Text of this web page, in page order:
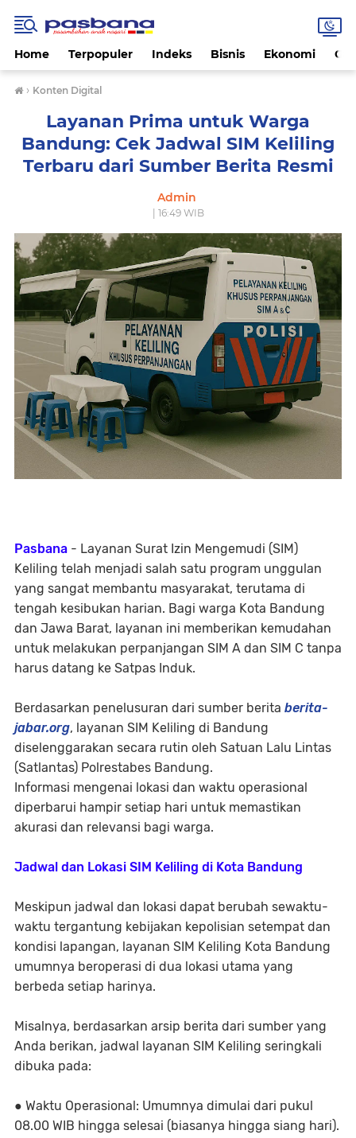
Home Terpopuler Indeks Bisnis Ekonomi
› Konten Digital
Layanan Prima untuk Warga
Bandung: Cek Jadwal SIM Keliling
Terbaru dari Sumber Berita Resmi
Admin
| 16:49 WIB
Pasbana - Layanan Surat Izin Mengemudi (SIM)
Keliling telah menjadi salah satu program unggulan
yang sangat membantu masyarakat, terutama di
tengah kesibukan harian. Bagi warga Kota Bandung
dan Jawa Barat, layanan ini memberikan kemudahan
untuk melakukan perpanjangan SIM A dan SIM C tanpa
harus datang ke Satpas Induk.
Berdasarkan penelusuran dari sumber berita berita-
jabar.org, layanan SIM Keliling di Bandung
diselenggarakan secara rutin oleh Satuan Lalu Lintas
(Satlantas) Polrestabes Bandung.
Informasi mengenai lokasi dan waktu operasional
diperbarui hampir setiap hari untuk memastikan
akurasi dan relevansi bagi warga.
Jadwal dan Lokasi SIM Keliling di Kota Bandung
Meskipun jadwal dan lokasi dapat berubah sewaktu-
waktu tergantung kebijakan kepolisian setempat dan
kondisi lapangan, layanan SIM Keliling Kota Bandung
umumnya beroperasi di dua lokasi utama yang
berbeda setiap harinya.
Misalnya, berdasarkan arsip berita dari sumber yang
Anda berikan, jadwal layanan SIM Keliling seringkali
dibuka pada:
● Waktu Operasional: Umumnya dimulai dari pukul
08.00 WIB hingga selesai (biasanya hingga siang hari).